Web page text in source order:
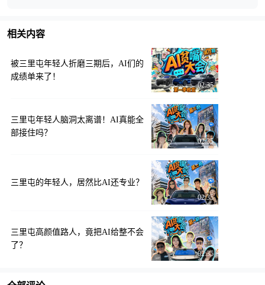
相关内容
被三里屯年轻人折磨三期后，AI们的
成绩单来了！
02:35
三里屯年轻人脑洞太离谱！AI真能全
部接住吗？
02:35
三里屯的年轻人，居然比AI还专业？
02:35
三里屯高颜值路人，竟把AI给整不会
了？
02:35